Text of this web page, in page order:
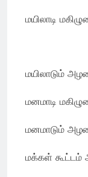
மயிலாடி
மயிலாடும்
மனமாடி
மனமாடும்
மக்கள் கூட்டம்